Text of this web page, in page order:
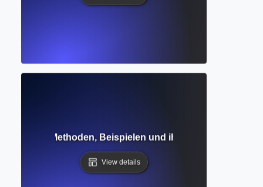
zu Methoden, Beispielen und ihrer Rolle bei der
View details